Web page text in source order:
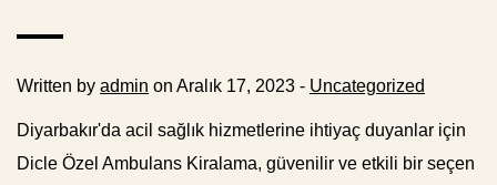
Written by admin on Aralık 17, 2023 - Uncategorized
Diyarbakır'da acil sağlık hizmetlerine ihtiyaç duyanlar için
Dicle Özel Ambulans Kiralama, güvenilir ve etkili bir seçen